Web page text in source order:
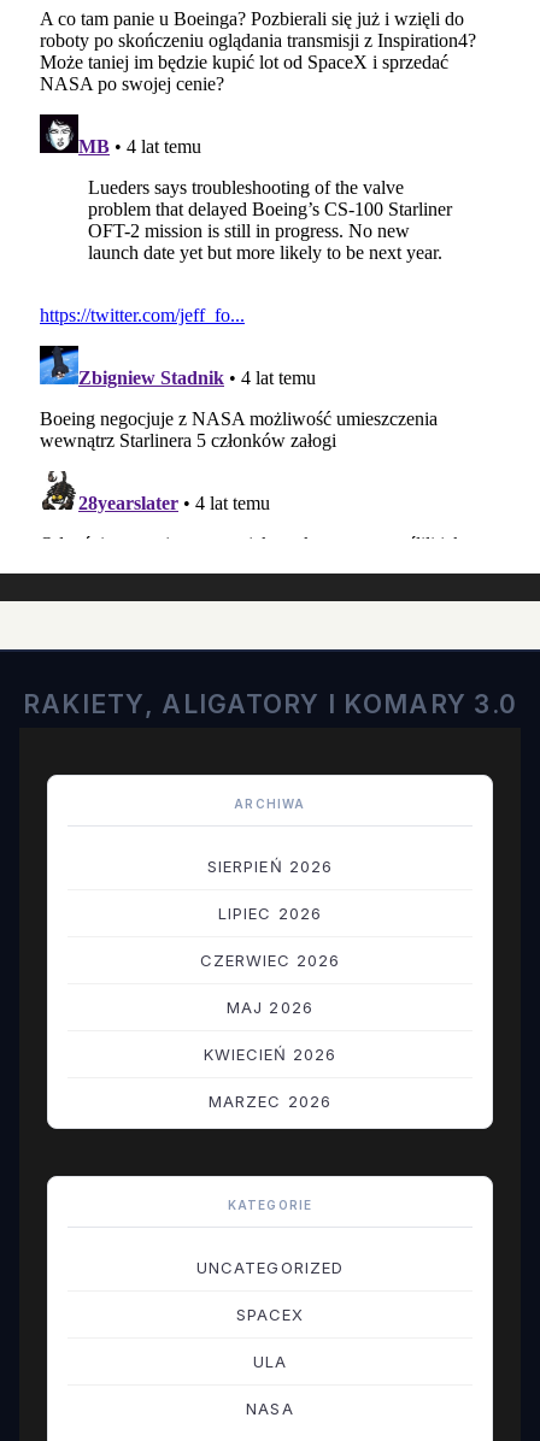
RAKIETY, ALIGATORY I KOMARY 3.0
ARCHIWA
SIERPIEŃ 2026
LIPIEC 2026
CZERWIEC 2026
MAJ 2026
KWIECIEŃ 2026
MARZEC 2026
KATEGORIE
UNCATEGORIZED
SPACEX
ULA
NASA